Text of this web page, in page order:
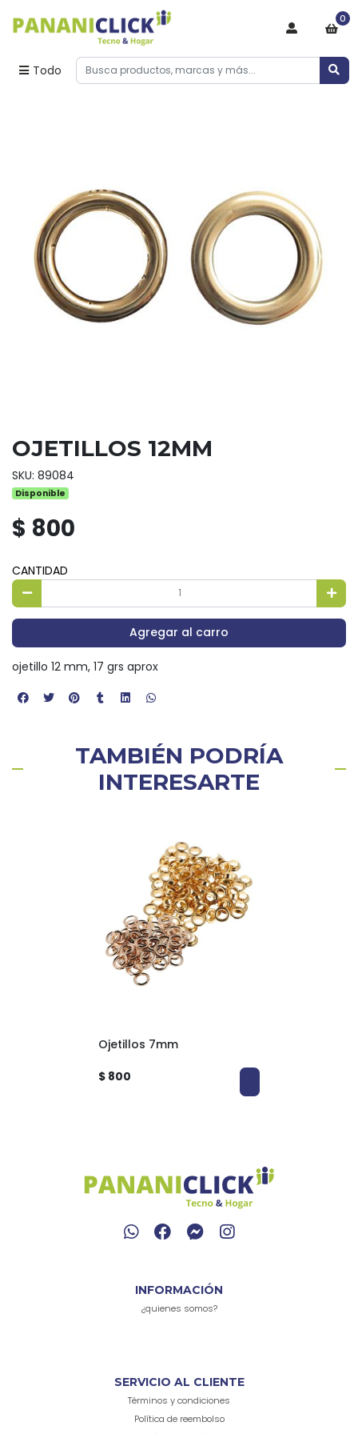
Todo
0
OJETILLOS 12MM
SKU: 89084
Disponible
$ 800
CANTIDAD
Agregar al carro
ojetillo 12 mm, 17 grs aprox
TAMBIÉN PODRÍA
INTERESARTE
Ojetillos 7mm
$ 800
INFORMACIÓN
¿quienes somos?
SERVICIO AL CLIENTE
Términos y condiciones
Política de reembolso